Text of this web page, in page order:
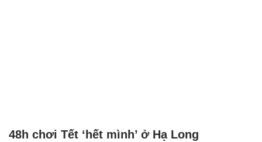
48h chơi Tết ‘hết mình’ ở Hạ Long